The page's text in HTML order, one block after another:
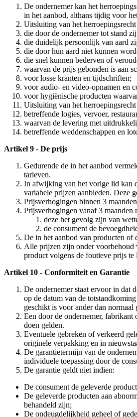
De ondernemer kan het
in het aanbod, althans tijdig voor
Uitsluiting van het
die door de ondernemer tot stand
die duidelijk persoonlijk van aard
die door hun aard niet kunnen
die snel kunnen bederven of
waarvan de prijs gebonden is aan
voor losse kranten en tijdschriften;
voor audio- en video-opnamen en
voor hygiënische producten
Uitsluiting van het
betreffende logies, vervoer,
waarvan de levering met
betreffende weddenschappen en
Artikel 9 - De prijs
Gedurende de in het aanbod
tarieven.
In afwijking van het vorige lid kan
variabele prijzen aanbieden. Deze
Prijsverhogingen binnen 3
Prijsverhogingen vanaf 3 maanden
deze het gevolg zijn van
de consument de
De in het aanbod van producten of
Alle prijzen zijn onder voorbehoud
product volgens de foutieve prijs te
Artikel 10 - Conformiteit en Garantie
De ondernemer staat ervoor in dat
op de datum van de
geschikt is voor ander dan normaal
Een door de ondernemer, fabrikant
doen gelden.
Eventuele gebreken of verkeerd
originele verpakking en in
De garantietermijn van de
individuele toepassing door de
De garantie geldt niet indien:
De consument de geleverde
De geleverde producten aan
behandeld zijn;
De ondeugdelijkheid geheel of